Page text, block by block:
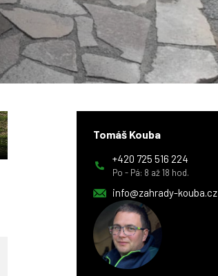
Tomáš Kouba
+420 725 516 224
Po - Pá: 8 až 18 hod.
info@zahrady-kouba.cz